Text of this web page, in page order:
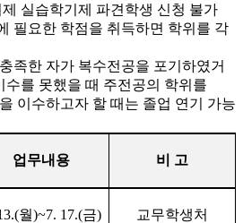
실습학기제 파견학생 신청 불가
필요한 학점을 취득하면 학위를 각
족한 자가 복수전공을 포기하였거
수를 못했을 때 주전공의 학위를
이수하고자 할 때는 졸업 연기 가능
업무내용 비 고
월)~7. 17.(금) 교무학생처